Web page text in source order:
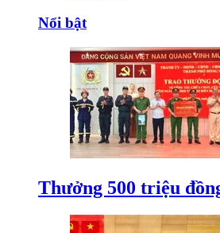
Nổi bật
Thưởng 500 triệu